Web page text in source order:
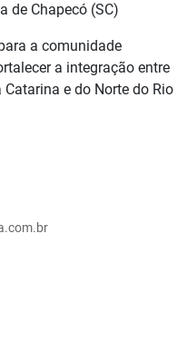
de Chapecó (SC)
a comunidade
a integração entre
e do Norte do Rio